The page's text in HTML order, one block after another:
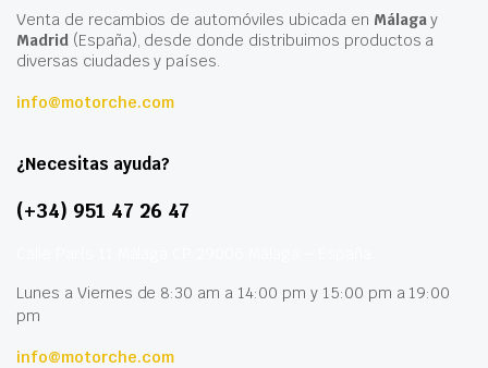
Venta de recambios de automóviles ubicada en Málagay
Madrid(España), desde donde distribuimos productos a
diversas ciudades y países.
info@motorche.com
¿Necesitas ayuda?
(+34) 951 47 26 47
Lunes a Viernes de 8:30 am a 14:00 pm y 15:00 pm a 19:00
pm
info@motorche.com